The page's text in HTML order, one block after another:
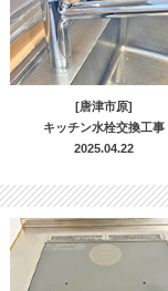
[唐津市原]
キッチン水栓交換工事
2025.04.22